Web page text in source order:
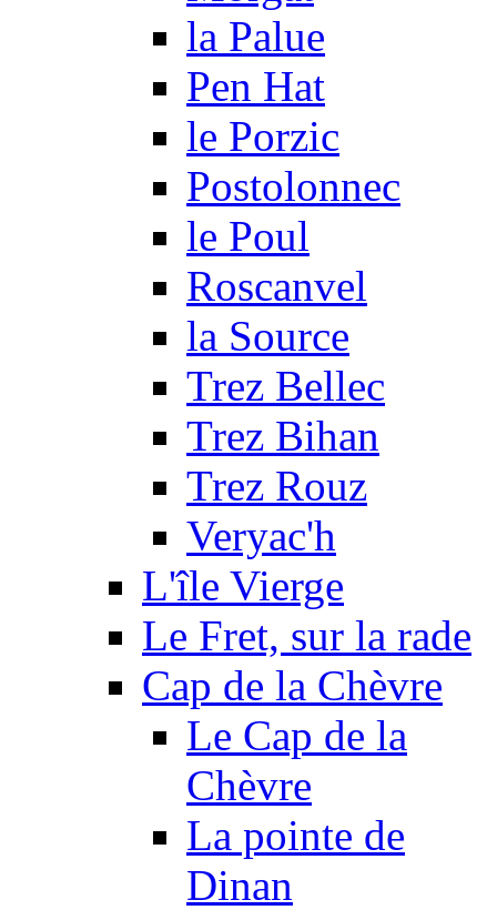
la Palue
Pen Hat
le Porzic
Postolonnec
le Poul
Roscanvel
la Source
Trez Bellec
Trez Bihan
Trez Rouz
Veryac'h
L'île Vierge
Le Fret, sur la rade
Cap de la Chèvre
Le Cap de la
Chèvre
La pointe de
Dinan